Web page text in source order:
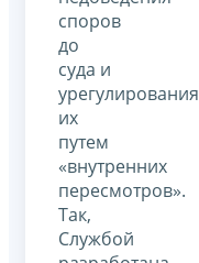
споров
до
суда и
урегулирования
их
путем
«внутренних
пересмотров».
Так,
Службой